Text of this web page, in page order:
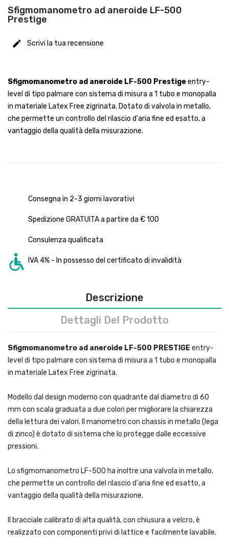
Sfigmomanometro ad aneroide LF-500
Prestige
Scrivi la tua recensione
Sfigmomanometro ad aneroide LF-500 Prestigeentry-
level di tipo palmare con sistema di misura a 1 tubo e monopalla
in materiale Latex Free zigrinata. Dotato di valvola in metallo,
che permette un controllo del rilascio d'aria fine ed esatto, a
vantaggio della qualità della misurazione.
Consegna in 2-3 giorni lavorativi
Spedizione GRATUITA a partire da € 100
Consulenza qualificata
IVA 4% - In possesso del certificato di invalidità
Descrizione
Dettagli Del Prodotto
Sfigmomanometro ad aneroide LF-500 PRESTIGE entry-
level di tipo palmare con sistema di misura a 1 tubo e monopalla
in materiale Latex Free zigrinata.
Modello dal design moderno con quadrante dal diametro di 60
mm con scala graduata a due colori per migliorare la chiarezza
della lettura dei valori. Il manometro con chassis in metallo (lega
di zinco) è dotato di sistema che lo protegge dalle eccessive
pressioni.
Lo sfigmomanometro LF-500 ha inoltre una valvola in metallo,
che permette un controllo del rilascio d'aria fine ed esatto, a
vantaggio della qualità della misurazione.
Il bracciale calibrato di alta qualità, con chiusura a velcro, è
realizzato con componenti privi di lattice e facilmente lavabile.